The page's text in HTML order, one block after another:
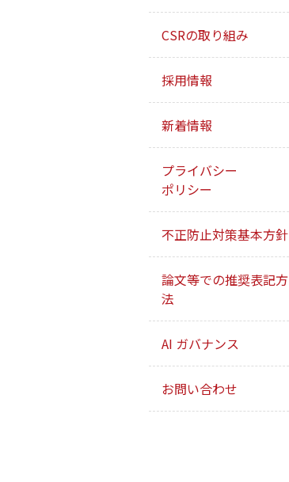
CSRの取り組み
採用情報
新着情報
プライバシー
ポリシー
不正防止対策基本方針
論文等での推奨表記方
法
AI ガバナンス
お問い合わせ